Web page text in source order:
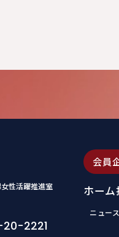
性活躍推進室
2221
会員
ホーム
ニュース